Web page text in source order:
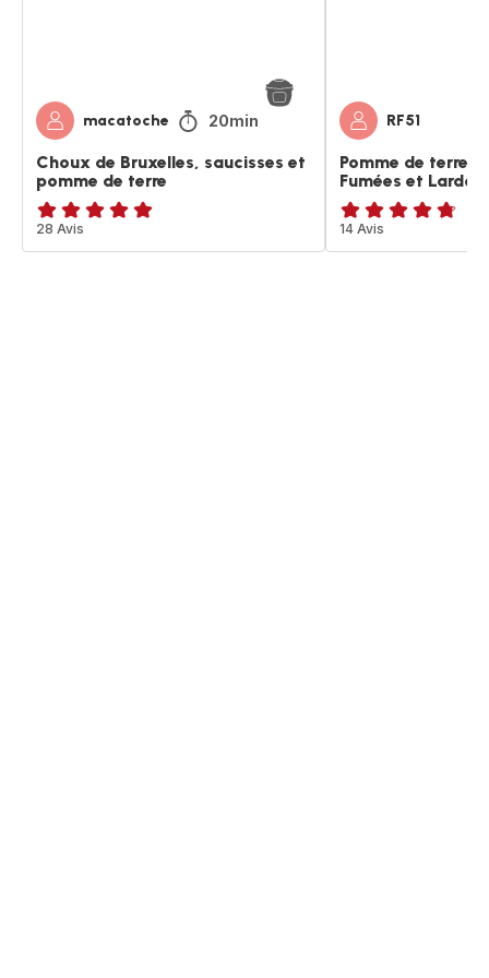
macatoche 20min
Choux de Bruxelles, saucisses et
pomme de terre
Avis
5
28 Avis
RF51
Pomme de terre
Fumées et
ratings.4.7
14 Avis